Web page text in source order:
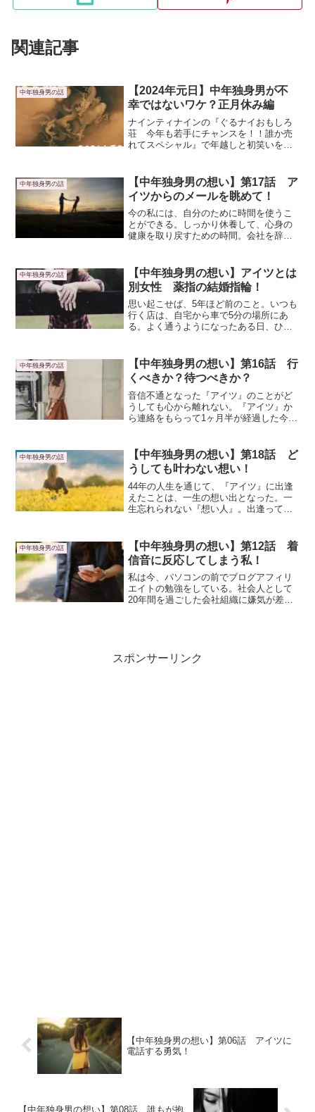
関連記事
中年独身男の話
【2024年元日】中年独身男が不
幸ではないワケ？正月休み編
ナインティナインの『ぐるナイおもしろ
荘 今年も若手にチャンスを！！誰か売
れてスペシャル』で年越しと初笑いを過
と同様、「おもしろ荘」でも、ブレイク
していく芸人がたくさんいる。
中年独身男の話
【中年独身男の想い】第17話 ア
イツからのメールを眺めて！
今の私には、自分のために時間を使うこ
とができる。しっかり休養して、心身の
健康を取り戻すための時間。会社を辞め
に、アイツのことをついつい考えてしま
う。アイツからのメールを眺めながら。
中年独身男の話
【中年独身男の想い】アイツとは
別女性 薬指の結婚指輪！
思い起こせば、5年ほど前のこと。いつも
行く店は、自宅から車で5分の場所にあ
る。よく通うようになったある日、ひと
トボブ。細身とまでは言わないが、体の
線の割にはふくよかな胸。
中年独身男の話
【中年独身男の想い】第16話 行
くべきか？待つべきか？
音信不通となった『アイツ』のことがど
うしても心から離れない。『アイツ』か
ら連絡をもらって1ヶ月半が経過した今、
のか？それとも『アイツ』のいる下関に
『行く』のか？
中年独身男の話
【中年独身男の想い】第18話 ど
うしても叶わない想い！
44年の人生を通じて、『アイツ』に出逢
えたことは、一生の想い出となった。一
生忘れられない『想い人』。出逢ってか
ど、それが運命だと受け入れた。『アイ
ツ』と離れ離れとなり、32年が経った。
中年独身男の話
【中年独身男の想い】第12話 着
信音に反応してしまう私！
私は今、パソコンの前でブログアフィリ
エイトの勉強をしている。社会人として
20年間を過ごした会社組織に嫌気が差
た時から将来の不安を抱えている。
スポンサーリンク
【中年独身男の想い】第06話 アイツに
電話する勇気！
【中年独身男の想い】第08話 誰もが抱